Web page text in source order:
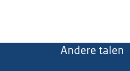
Andere talen